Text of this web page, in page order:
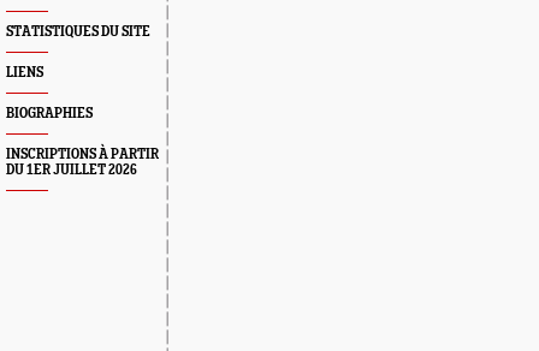
STATISTIQUES DU SITE
LIENS
BIOGRAPHIES
INSCRIPTIONS À PARTIR
DU 1ER JUILLET 2026